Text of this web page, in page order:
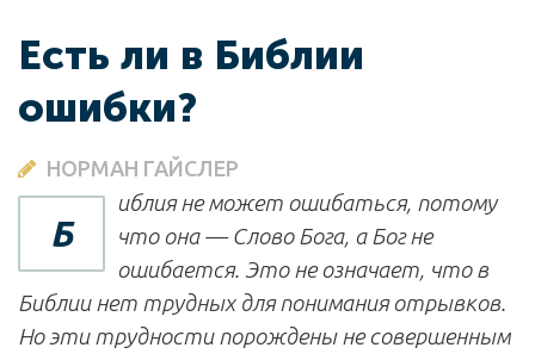
Есть ли в Библии
ошибки?
НОРМАН ГАЙСЛЕР
Б
иблия не может ошибаться, потому
что она — Слово Бога, а Бог не
ошибается. Это не означает, что в
Библии нет трудных для понимания отрывков.
Но эти трудности порождены не совершенным